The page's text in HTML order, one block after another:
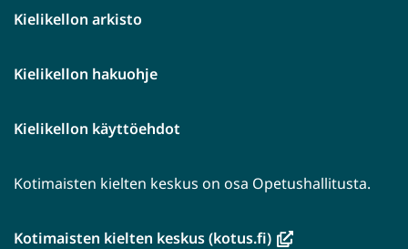
Kielikellon arkisto
Kielikellon hakuohje
Kielikellon käyttöehdot
Kotimaisten kielten keskus on osa Opetushallitusta.
Kotimaisten kielten keskus (kotus.fi)(avautuu